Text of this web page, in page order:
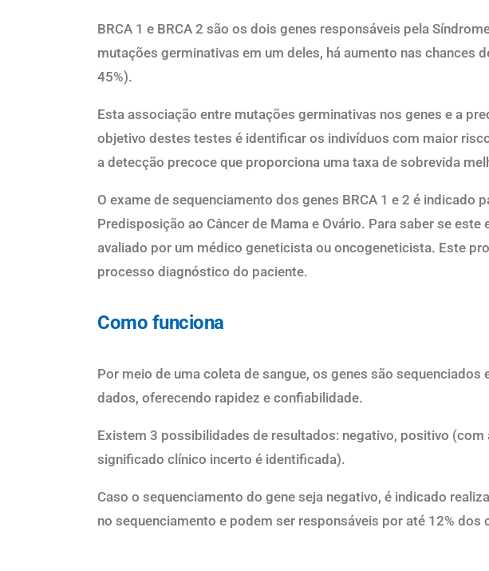
BRCA 1 e BRCA 2 são os dois genes responsáveis pela Sí
mutações germinativas em um deles, há aumento nas chances
45%).
Esta associação entre mutações germinativas nos genes e a
objetivo destes testes é identificar os indivíduos com maior
a detecção precoce que proporciona uma taxa de sobrevida
O exame de sequenciamento dos genes BRCA 1 e 2 é indicado
Predisposição ao Câncer de Mama e Ovário. Para saber se este
avaliado por um médico geneticista ou oncogeneticista. Este
processo diagnóstico do paciente.
Como funciona
Por meio de uma coleta de sangue, os genes são sequenciados
dados, oferecendo rapidez e confiabilidade.
Existem 3 possibilidades de resultados: negativo, positivo (com
significado clínico incerto é identificada).
Caso o sequenciamento do gene seja negativo, é indicado
no sequenciamento e podem ser responsáveis por até 12% dos